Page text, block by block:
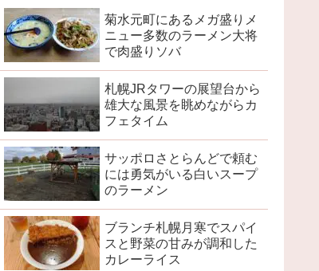
菊水元町にあるメガ盛りメ
ニュー多数のラーメン大将
で肉盛りソバ
札幌JRタワーの展望台から
雄大な風景を眺めながらカ
フェタイム
サッポロさとらんどで頼む
には勇気がいる白いスープ
のラーメン
ブランチ札幌月寒でスパイ
スと野菜の甘みが調和した
カレーライス